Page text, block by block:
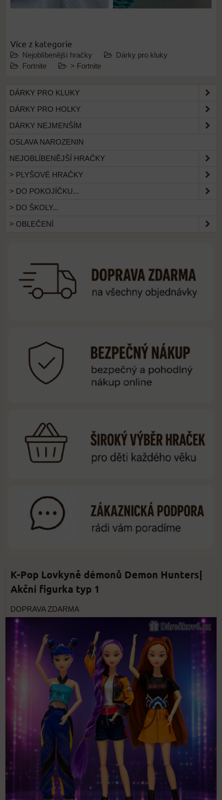
Více z kategorie
Nejoblíbenější hračky
Dárky pro kluky
Fortnite
> Fortnite
DÁRKY PRO KLUKY
DÁRKY PRO HOLKY
DÁRKY NEJMENŠÍM
OSLAVA NAROZENIN
NEJOBLÍBENĚJŠÍ HRAČKY
> PLYŠOVÉ HRAČKY
> DO POKOJÍČKU...
> DO ŠKOLY...
> OBLEČENÍ
K-Pop Lovkyně démonů Demon Hunters|
Akční figurka typ 1
DOPRAVA ZDARMA